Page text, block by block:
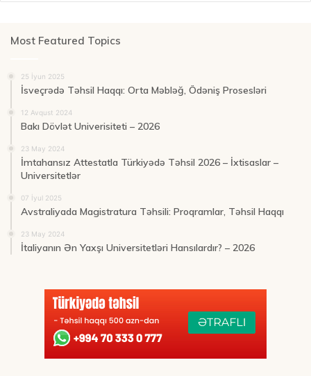
Most Featured Topics
25 İyun 2025
İsveçrədə Təhsil Haqqı: Orta Məbləğ, Ödəniş Prosesləri
12 Avqust 2024
Bakı Dövlət Univerisiteti – 2026
23 May 2024
İmtahansız Attestatla Türkiyədə Təhsil 2026 – İxtisaslar –
Universitetlər
07 İyul 2025
Avstraliyada Magistratura Təhsili: Proqramlar, Təhsil Haqqı
23 May 2024
İtaliyanın Ən Yaxşı Universitetləri Hansılardır? – 2026